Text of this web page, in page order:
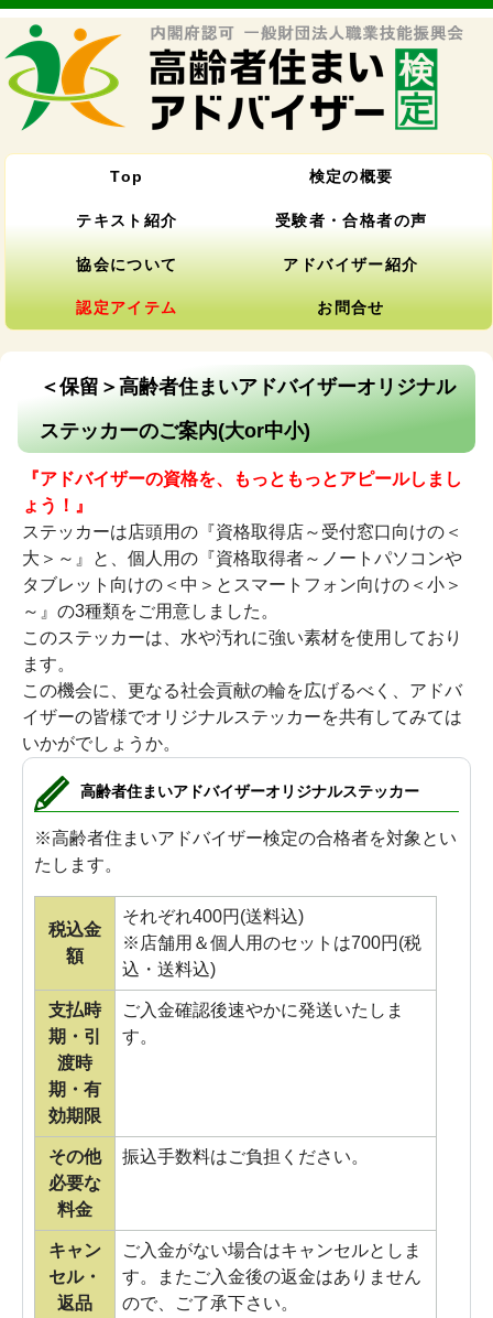
Top 検定の概要
テキスト紹介 受験者・合格者の声
協会について アドバイザー紹介
認定アイテム お問合せ
＜保留＞高齢者住まいアドバイザーオリジナル
ステッカーのご案内(大or中小)
『アドバイザーの資格を、もっともっとアピールしまし
ょう！』
ステッカーは店頭用の『資格取得店～受付窓口向けの＜
大＞～』と、個人用の『資格取得者～ノートパソコンや
タブレット向けの＜中＞とスマートフォン向けの＜小＞
～』の3種類をご用意しました。
このステッカーは、水や汚れに強い素材を使用しており
ます。
この機会に、更なる社会貢献の輪を広げるべく、アドバ
イザーの皆様でオリジナルステッカーを共有してみては
いかがでしょうか。
高齢者住まいアドバイザーオリジナルステッカー
※高齢者住まいアドバイザー検定の合格者を対象とい
たします。
税込金
額
それぞれ400円(送料込)
※店舗用＆個人用のセットは700円(税
込・送料込)
支払時
期・引
渡時
期・有
効期限
ご入金確認後速やかに発送いたしま
す。
その他
必要な
料金
振込手数料はご負担ください。
キャン
セル・
返品
ご入金がない場合はキャンセルとしま
す。またご入金後の返金はありません
ので、ご了承下さい。